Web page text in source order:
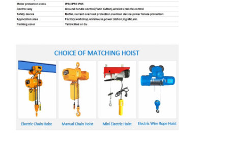
Dispositivos de elevação